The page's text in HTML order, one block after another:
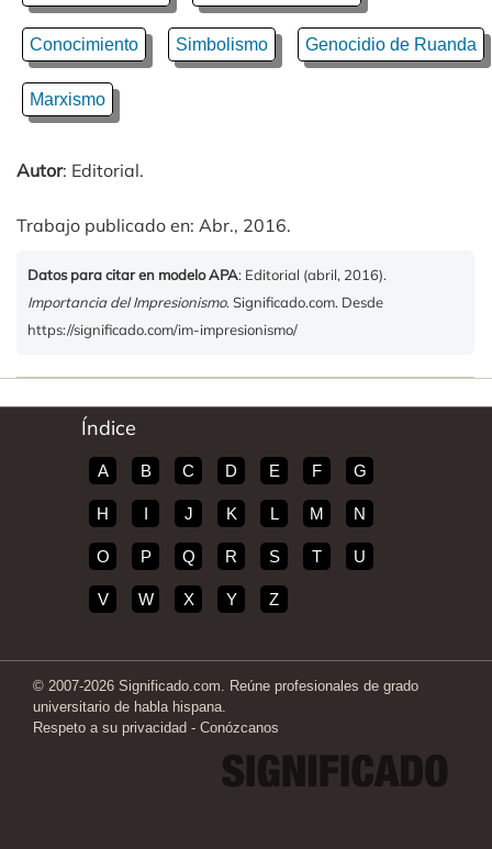
Conocimiento Simbolismo Genocidio de Ruanda
Marxismo
Autor: Editorial.
Trabajo publicado en: Abr., 2016.
Datos para citar en modelo APA: Editorial (abril, 2016).
Importancia del Impresionismo. Significado.com. Desde
https://significado.com/im-impresionismo/
Índice
A B C D E F G
H I J K L M N
O P Q R S T U
V W X Y Z
© 2007-2026 Significado.com. Reúne profesionales de grado
universitario de habla hispana.
Respeto a su privacidad - Conózcanos